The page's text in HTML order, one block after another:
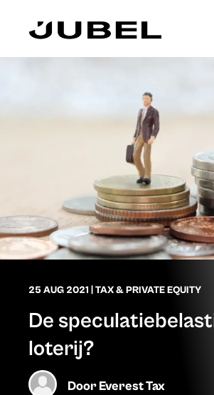
25 AUG 2021 TAX & PRIVATE EQUITY
De
loterij?
DoorEverest Tax